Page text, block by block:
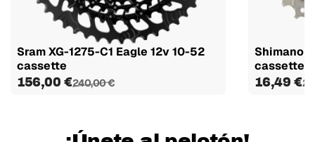
Sram XG-1275-C1 Eagle 12v 10-52
cassette
156,00 €240,00 €
Shimano
cassette
16,49 €